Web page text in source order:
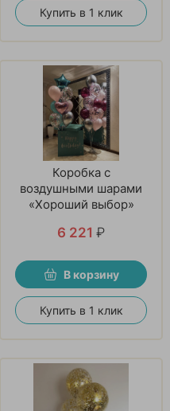
Купить в 1 клик
Коробка с
воздушными шарами
«Хороший выбор»
6 221 ₽
В корзину
Купить в 1 клик